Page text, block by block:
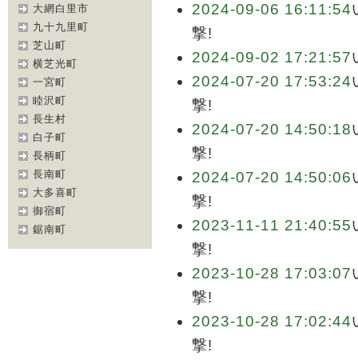
大網白里市
九十九里町
芝山町
横芝光町
一宮町
睦沢町
長生村
白子町
長柄町
長南町
大多喜町
御宿町
鋸南町
2024-09-06 16:11:54
撃!
2024-09-02 17:21:57
2024-07-20 17:53:24
撃!
2024-07-20 14:50:18
撃!
2024-07-20 14:50:06
撃!
2023-11-11 21:40:55
撃!
2023-10-28 17:03:07
撃!
2023-10-28 17:02:44
撃!